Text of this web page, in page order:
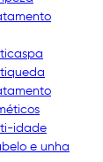
idade
e unha